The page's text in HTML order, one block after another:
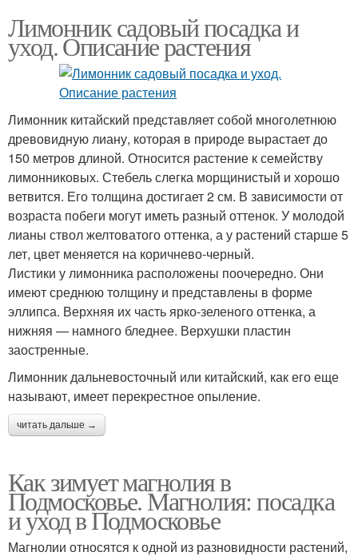
Лимонник садовый посадка и
уход. Описание растения
Лимонник китайский представляет собой многолетнюю
древовидную лиану, которая в природе вырастает до
150 метров длиной. Относится растение к семейству
лимонниковых. Стебель слегка морщинистый и хорошо
ветвится. Его толщина достигает 2 см. В зависимости от
возраста побеги могут иметь разный оттенок. У молодой
лианы ствол желтоватого оттенка, а у растений старше 5
лет, цвет меняется на коричнево-черный.
Листики у лимонника расположены поочередно. Они
имеют среднюю толщину и представлены в форме
эллипса. Верхняя их часть ярко-зеленого оттенка, а
нижняя — намного бледнее. Верхушки пластин
заостренные.
Лимонник дальневосточный или китайский, как его еще
называют, имеет перекрестное опыление.
читать дальше →
Как зимует магнолия в
Подмосковье. Магнолия: посадка
и уход в Подмосковье
Магнолии относятся к одной из разновидности растений,